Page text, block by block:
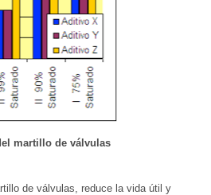
martillo de válvulas
de válvulas, reduce la vida útil y